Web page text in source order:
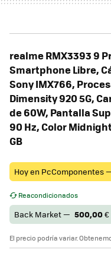
realme RMX3393 9
Smartphone Libre,
Sony IMX766,
Dimensity 920 5G,
de 60W, Pantalla
90 Hz, Color
GB
Hoy en PcComponentes
Reacondicionados
Back Market — 500,00€
El precio podría variar.